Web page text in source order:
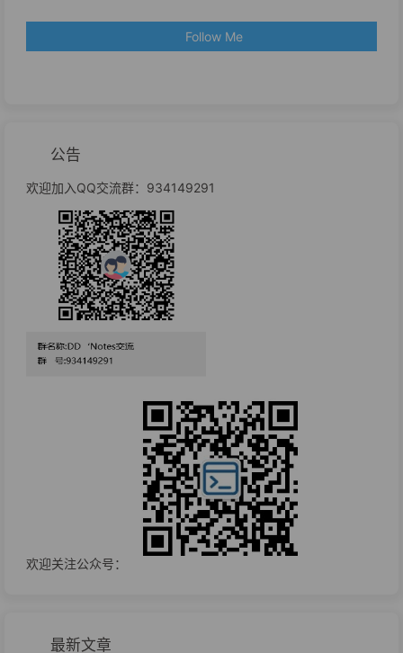
Follow Me
公告
欢迎加入QQ交流群：934149291
欢迎关注公众号：
最新文章